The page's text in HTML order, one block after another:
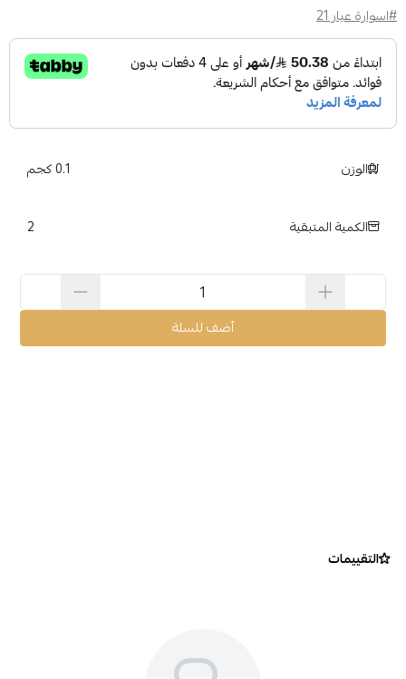
#اسوارة عيار 21
الوزن 0.1 كجم
الكمية المتبقية 2
أضف للسلة
التقييمات